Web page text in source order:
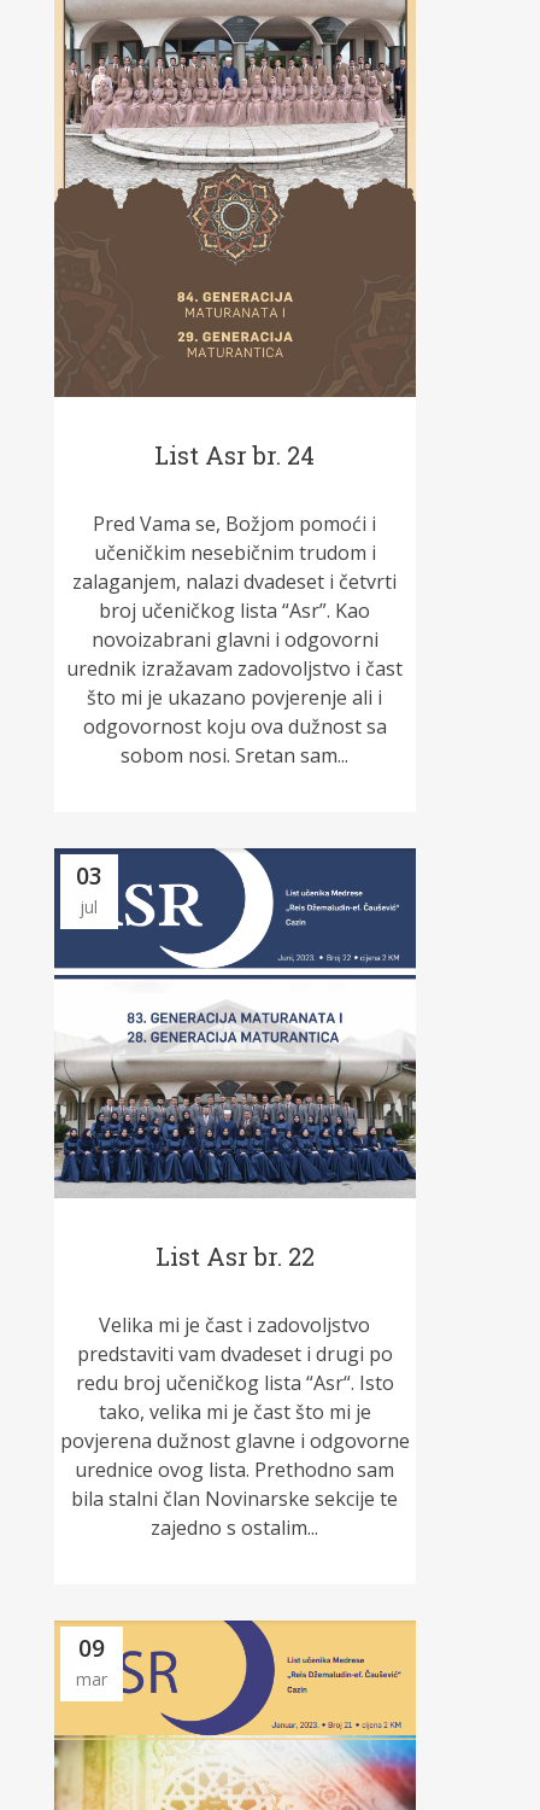
List Asr br. 24
Pred Vama se, Božjom pomoći i
učeničkim nesebičnim trudom i
zalaganjem, nalazi dvadeset i četvrti
broj učeničkog lista “Asr”. Kao
novoizabrani glavni i odgovorni
urednik izražavam zadovoljstvo i čast
što mi je ukazano povjerenje ali i
odgovornost koju ova dužnost sa
sobom nosi. Sretan sam...
03
jul
List Asr br. 22
Velika mi je čast i zadovoljstvo
predstaviti vam dvadeset i drugi po
redu broj učeničkog lista “Asr“. Isto
tako, velika mi je čast što mi je
povjerena dužnost glavne i odgovorne
urednice ovog lista. Prethodno sam
bila stalni član Novinarske sekcije te
zajedno s ostalim...
09
mar